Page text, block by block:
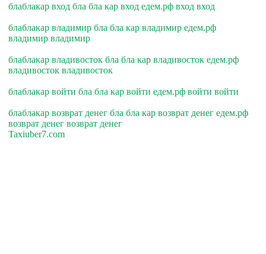
блаблакар вход бла бла кар вход едем.рф вход вход
блаблакар владимир бла бла кар владимир едем.рф
владимир владимир
блаблакар владивосток бла бла кар владивосток едем.рф
владивосток владивосток
блаблакар войти бла бла кар войти едем.рф войти войти
блаблакар возврат денег бла бла кар возврат денег едем.рф
возврат денег возврат денег
Taxiuber7.com